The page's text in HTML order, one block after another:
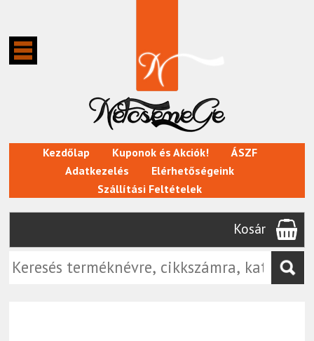
Kezdőlap Kuponok és Akciók!
ÁSZF
Adatkezelés
Elérhetőségeink
Szállítási Feltételek
Kosár